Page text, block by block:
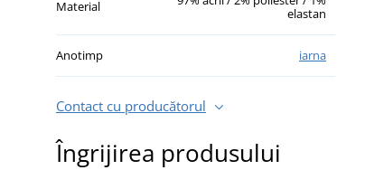
Material
elastan
Anotimp iarna
Contact cu producătorul
Îngrijirea produsului